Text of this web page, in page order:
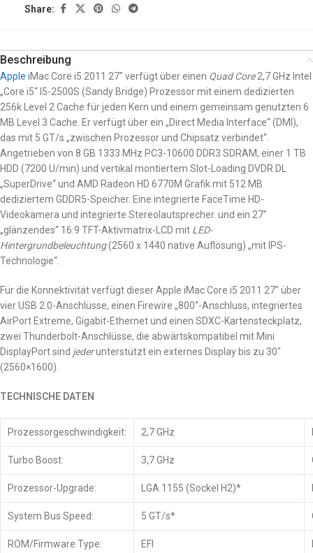
Share:
Beschreibung
Apple iMac Core i5 2011 27″ verfügt über einen Quad Core2,7 GHz Intel
„Core i5“ I5-2500S (Sandy Bridge) Prozessor mit einem dedizierten
256k Level 2 Cache für jeden Kern und einem gemeinsam genutzten 6
MB Level 3 Cache. Er verfügt über ein „Direct Media Interface“ (DMI),
das mit 5 GT/s „zwischen Prozessor und Chipsatz verbindet“.
Angetrieben von 8 GB 1333 MHz PC3-10600 DDR3 SDRAM, einer 1 TB
HDD (7200 U/min) und vertikal montiertem Slot-Loading DVDR DL
„SuperDrive“ und AMD Radeon HD 6770M Grafik mit 512 MB
dediziertem GDDR5-Speicher. Eine integrierte FaceTime HD-
Videokamera und integrierte Stereolautsprecher. und ein 27″
„glänzendes“ 16:9 TFT-Aktivmatrix-LCD mit LED-
Hintergrundbeleuchtung(2560 x 1440 native Auflösung) „mit IPS-
Technologie“.
Für die Konnektivität verfügt dieser Apple iMac Core i5 2011 27″ über
vier USB 2.0-Anschlüsse, einen Firewire „800“-Anschluss, integriertes
AirPort Extreme, Gigabit-Ethernet und einen SDXC-Kartensteckplatz,
zwei Thunderbolt-Anschlüsse, die abwärtskompatibel mit Mini
DisplayPort sind jederunterstützt ein externes Display bis zu 30″
(2560×1600).
TECHNISCHE DATEN
Prozessorgeschwindigkeit: 2,7 GHz
Turbo Boost: 3,7 GHz
Prozessor-Upgrade: LGA 1155 (Sockel H2)*
System Bus Speed: 5 GT/s*
ROM/Firmware Type: EFI